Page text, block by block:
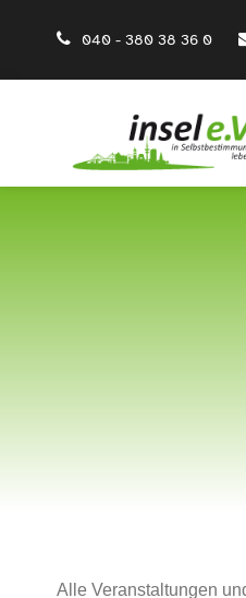
040 - 380 38 36 0
Alle Veranstaltungen